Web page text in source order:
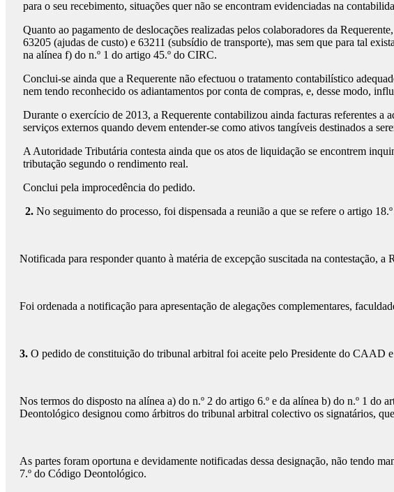
para o seu recebimento, situações quer não se encontram evidenciadas na
Quanto ao pagamento de deslocações realizadas pelos colaboradores da
63205 (ajudas de custo) e 63211 (subsídio de transporte), mas sem que para tal
na alínea f) do n.º 1 do artigo 45.º do CIRC.
Conclui-se ainda que a Requerente não efectuou o tratamento contabilístico
nem tendo reconhecido os adiantamentos por conta de compras, e, desse modo,
Durante o exercício de 2013, a Requerente contabilizou ainda facturas referentes a
serviços externos quando devem entender-se como ativos tangíveis destinados a
A Autoridade Tributária contesta ainda que os atos de liquidação se encontrem
tributação segundo o rendimento real.
Conclui pela improcedência do pedido.
2. No seguimento do processo, foi dispensada a reunião a que se refere o artigo
Notificada para responder quanto à matéria de excepção suscitada na contestação, a
Foi ordenada a notificação para apresentação de alegações complementares,
3. O pedido de constituição do tribunal arbitral foi aceite pelo Presidente do CAAD
Nos termos do disposto na alínea a) do n.º 2 do artigo 6.º e da alínea b) do n.º 1
Deontológico designou como árbitros do tribunal arbitral colectivo os signatários,
As partes foram oportuna e devidamente notificadas dessa designação, não tendo
7.º do Código Deontológico.